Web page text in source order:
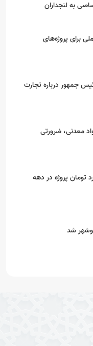
به لنجداران
برای پروژه‌های
جمهور درباره تجارت
معدنی، ضرورتی
هزار میلیارد تومان پروژه در دهه
شد